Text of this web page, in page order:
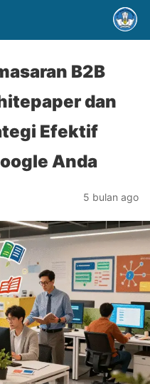
B2B
dan
Efektif
Anda
5 bulan ago